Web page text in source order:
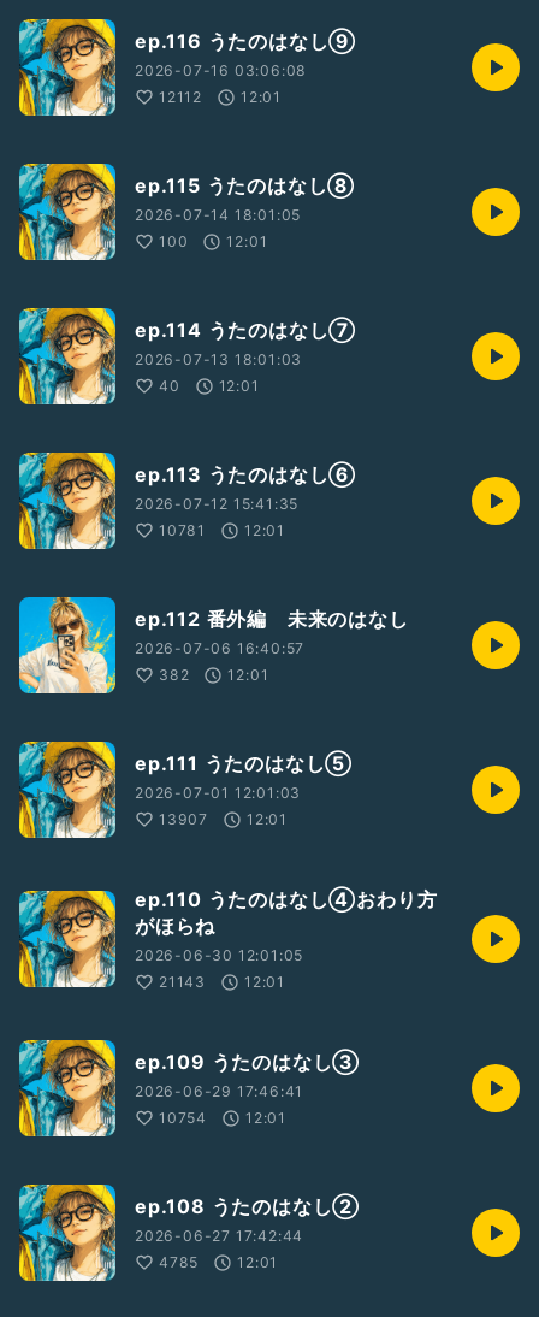
ep.116 うたのはなし⑨
2026-07-16 03:06:08
12112
12:01
ep.115 うたのはなし⑧
2026-07-14 18:01:05
100
12:01
ep.114 うたのはなし⑦
2026-07-13 18:01:03
40
12:01
ep.113 うたのはなし⑥
2026-07-12 15:41:35
10781
12:01
ep.112 番外編 未来のはなし
2026-07-06 16:40:57
382
12:01
ep.111 うたのはなし⑤
2026-07-01 12:01:03
13907
12:01
ep.110 うたのはなし④おわり方
がほらね
2026-06-30 12:01:05
21143
12:01
ep.109 うたのはなし③
2026-06-29 17:46:41
10754
12:01
ep.108 うたのはなし②
2026-06-27 17:42:44
4785
12:01